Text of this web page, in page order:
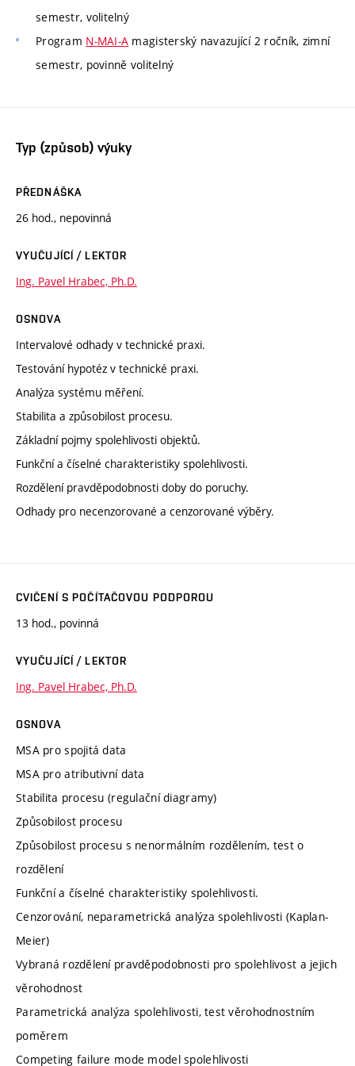
semestr, volitelný
Program N-MAI-A magisterský navazující 2 ročník, zimní
semestr, povinně volitelný
Typ (způsob) výuky
PŘEDNÁŠKA
26 hod., nepovinná
VYUČUJÍCÍ / LEKTOR
Ing. Pavel Hrabec, Ph.D.
OSNOVA
Intervalové odhady v technické praxi.
Testování hypotéz v technické praxi.
Analýza systému měření.
Stabilita a způsobilost procesu.
Základní pojmy spolehlivosti objektů.
Funkční a číselné charakteristiky spolehlivosti.
Rozdělení pravděpodobnosti doby do poruchy.
Odhady pro necenzorované a cenzorované výběry.
CVIČENÍ S POČÍTAČOVOU PODPOROU
13 hod., povinná
VYUČUJÍCÍ / LEKTOR
Ing. Pavel Hrabec, Ph.D.
OSNOVA
MSA pro spojitá data
MSA pro atributivní data
Stabilita procesu (regulační diagramy)
Způsobilost procesu
Způsobilost procesu s nenormálním rozdělením, test o
rozdělení
Funkční a číselné charakteristiky spolehlivosti.
Cenzorování, neparametrická analýza spolehlivosti (Kaplan-
Meier)
Vybraná rozdělení pravděpodobnosti pro spolehlivost a jejich
věrohodnost
Parametrická analýza spolehlivosti, test věrohodnostním
poměrem
Competing failure mode model spolehlivosti